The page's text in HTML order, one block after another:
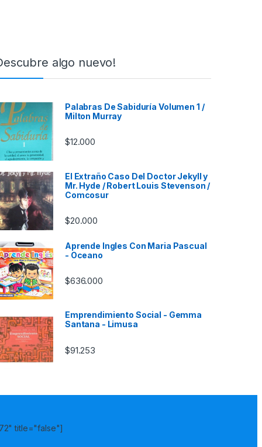
algo nuevo!
Palabras De Sabiduría Volumen 1 /
Milton Murray
$12.000
El Extraño Caso Del Doctor Jekyll y
Mr. Hyde / Robert Louis Stevenson /
Comcosur
$20.000
Aprende Ingles Con Maria Pascual
- Oceano
$636.000
Emprendimiento Social - Gemma
Santana - Limusa
$91.253
title="false"]